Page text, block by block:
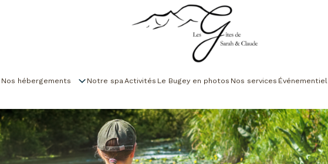
Nos hébergements Notre spaActivités Le Bugey en photos Nos services Événementiel